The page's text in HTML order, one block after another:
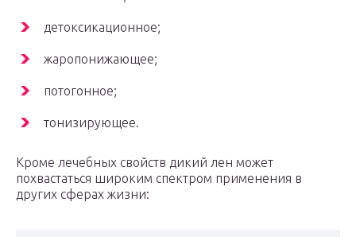
детоксикационное;
жаропонижающее;
потогонное;
тонизирующее.
Кроме лечебных свойств дикий лен может
похвастаться широким спектром применения в
других сферах жизни: